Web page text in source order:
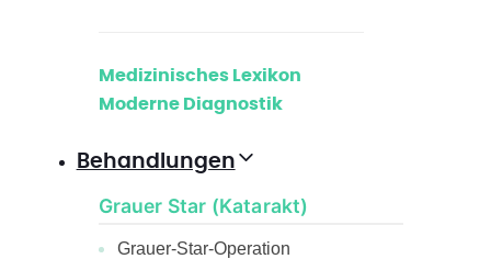
Medizinisches Lexikon
Moderne Diagnostik
Behandlungen
Grauer Star (Katarakt)
Grauer-Star-Operation